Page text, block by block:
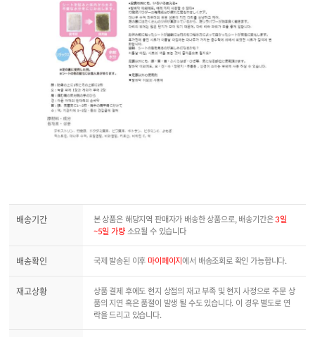
배송기간 본 상품은 해당지역 판매자가 배송한 상품으로, 배송기간은3일
~5일 가량소요될 수 있습니다
배송확인 국제 발송된 이후 마이페이지에서 배송조회로 확인 가능합니다.
재고상황
상품 결제 후에도 현지 상점의 재고 부족 및 현지 사정으로 주문 상
품의 지연 혹은 품절이 발생 될 수도 있습니다. 이 경우 별도로 연
락을 드리고 있습니다.